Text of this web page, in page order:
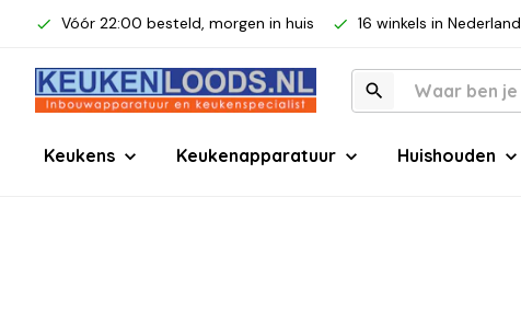
Vóór 22:00 besteld, morgen in huis 16 winkels in Nederland
Keukens Keukenapparatuur Huishouden